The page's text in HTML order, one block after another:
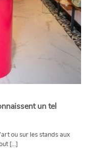
un tel
ou sur les stands aux
[...]